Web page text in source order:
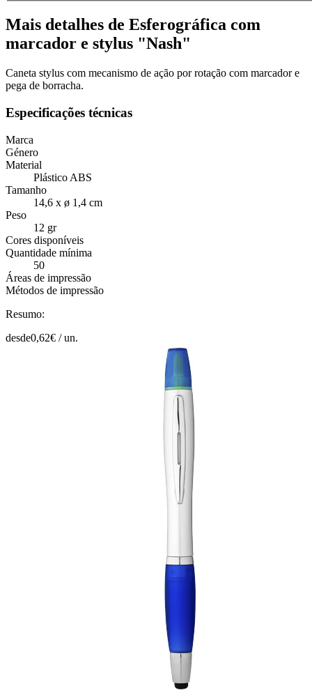
Mais detalhes de Esferográfica com
marcador e stylus "Nash"
Caneta stylus com mecanismo de ação por rotação com marcador e
pega de borracha.
Especificações técnicas
Marca
Género
Material
Plástico ABS
Tamanho
14,6 x ø 1,4 cm
Peso
12 gr
Cores disponíveis
Quantidade mínima
50
Áreas de impressão
Métodos de impressão
Resumo:
desde0,62€ /un.